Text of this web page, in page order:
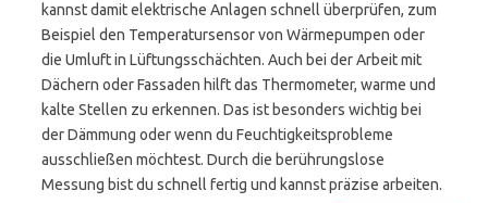
kannst damit elektrische Anlagen schnell überprüfen, zum
Beispiel den Temperatursensor von Wärmepumpen oder
die Umluft in Lüftungsschächten. Auch bei der Arbeit mit
Dächern oder Fassaden hilft das Thermometer, warme und
kalte Stellen zu erkennen. Das ist besonders wichtig bei
der Dämmung oder wenn du Feuchtigkeitsprobleme
ausschließen möchtest. Durch die berührungslose
Messung bist du schnell fertig und kannst präzise arbeiten.